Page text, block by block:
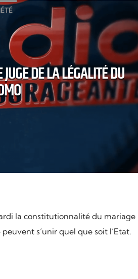
DE LA LÉGALITÉ DU
la constitutionnalité du mariage
s’unir quel que soit l’Etat.